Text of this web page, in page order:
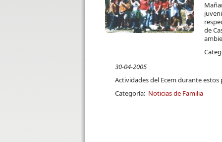
de
30-04-2005
Actividades del Ecem durante
Categoría: Noticias de Familia